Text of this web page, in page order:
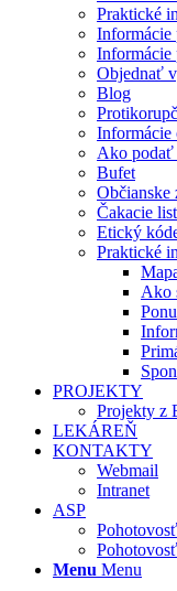
Praktické
Informácie
Informácie
Objednať
Blog
Informácie
Ako
Bufet
Občianske
Čakacie
Etický
Praktické
Ako
PROJEKTY
Projekty z
LEKÁREŇ
KONTAKTY
Webmail
Intranet
ASP
Menu Menu